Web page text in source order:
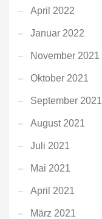
April 2022
Januar 2022
November 2021
Oktober 2021
September 2021
August 2021
Juli 2021
Mai 2021
April 2021
März 2021